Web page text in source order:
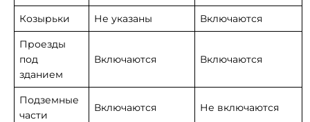
Козырьки Не указаны Включаются
Проезды
под
зданием
Включаются Включаются
Подземные
части
Включаются Не включаются